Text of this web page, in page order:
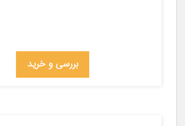
بررسی و خرید